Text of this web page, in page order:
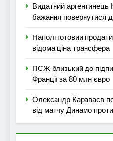
Видатний аргентинець
бажання повернутися
Наполі готовий
відома ціна трансфера
ПСЖ близький до
Франції за 80 млн євро
Олександр Караваєв
від матчу Динамо